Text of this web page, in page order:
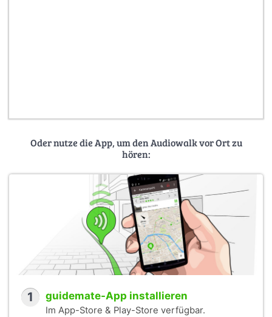
Oder nutze die App, um den Audiowalk vor Ort zu
hören:
1 guidemate-App installieren
Im App-Store & Play-Store verfügbar.